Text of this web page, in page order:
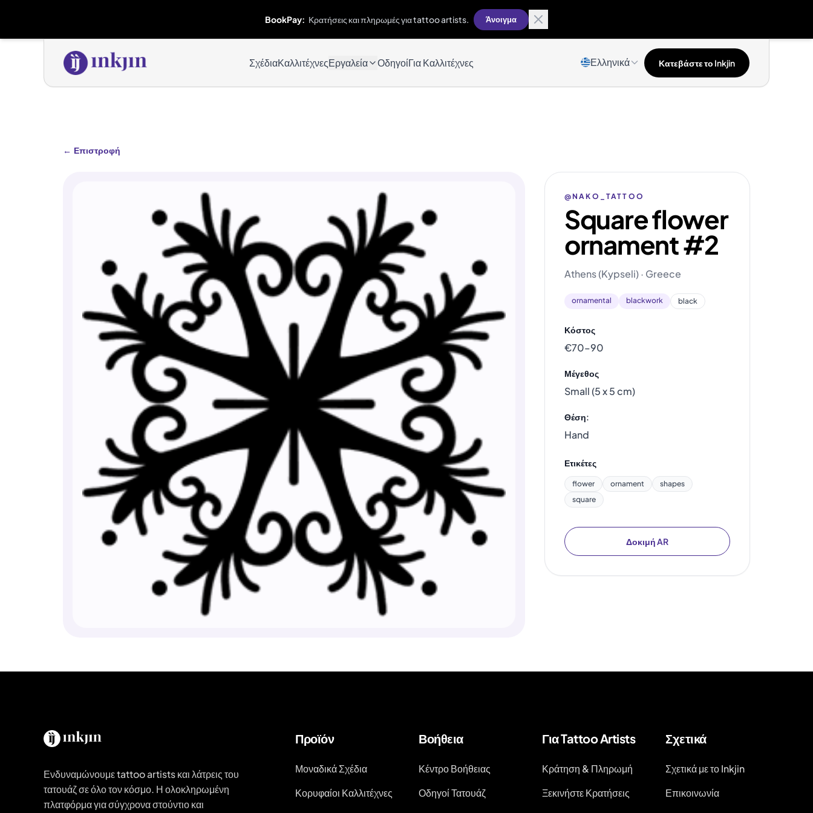
BookPay: Κρατήσεις και πληρωμές για tattoo artists. Άνοιγμα
ΣχέδιαΚαλλιτέχνεςΕργαλεία ΟδηγοίΓια Καλλιτέχνες Ελληνικά Κατεβάστε το Inkjin
← Επιστροφή
@NAKO_TATTOO
Square flower
ornament #2
Athens (Kypseli) · Greece
ornamental blackwork black
Κόστος
€70–90
Μέγεθος
Small (5 x 5 cm)
Θέση:
Hand
Ετικέτες
flower ornament
shapes
square
Δοκιμή AR
Ενδυναμώνουμε tattoo artists και λάτρεις του
τατουάζ σε όλο τον κόσμο. Η ολοκληρωμένη
πλατφόρμα για σύγχρονα στούντιο και
Προϊόν
Μοναδικά Σχέδια
Κορυφαίοι Καλλιτέχνες
Βοήθεια
Κέντρο Βοήθειας
Οδηγοί Τατουάζ
Για Tattoo Artists
Κράτηση & Πληρωμή
Ξεκινήστε Κρατήσεις
Σχετικά
Σχετικά με το Inkjin
Επικοινωνία